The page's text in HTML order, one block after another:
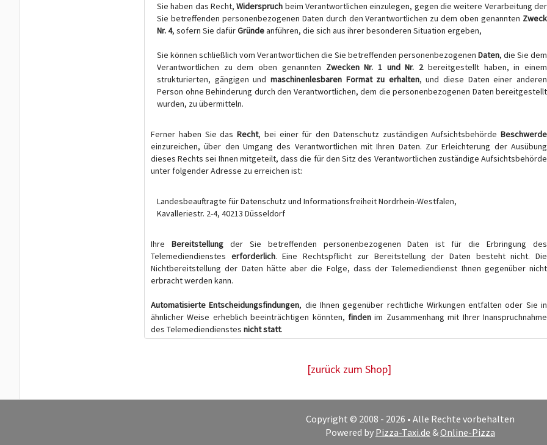
Sie haben das Recht,Widerspruch beim Verantwortlichen einzulegen, gegen die weitere Verarbeitung der
Sie betreffenden personenbezogenen Daten durch den Verantwortlichen zu dem oben genannten Zweck
Nr. 4, sofern Sie dafürGründeanführen, die sich aus ihrer besonderen Situation ergeben,
Sie können schließlich vom Verantwortlichen die Sie betreffenden personenbezogenen Daten, die Sie dem
Verantwortlichen zu dem oben genannten Zwecken Nr. 1 und Nr. 2bereitgestellt haben, in einem
strukturierten, gängigen und maschinenlesbaren Format zu erhalten, und diese Daten einer anderen
Person ohne Behinderung durch den Verantwortlichen, dem die personenbezogenen Daten bereitgestellt
wurden, zu übermitteln.
Ferner haben Sie das Recht, bei einer für den Datenschutz zuständigen Aufsichtsbehörde Beschwerde
einzureichen, über den Umgang des Verantwortlichen mit Ihren Daten. Zur Erleichterung der Ausübung
dieses Rechts sei Ihnen mitgeteilt, dass die für den Sitz des Verantwortlichen zuständige Aufsichtsbehörde
unter folgender Adresse zu erreichen ist:
Landesbeauftragte für Datenschutz und Informationsfreiheit Nordrhein-Westfalen,
Kavalleriestr. 2-4, 40213 Düsseldorf
Ihre Bereitstellungder Sie betreffenden personenbezogenen Daten ist für die Erbringung des
Telemediendienstes erforderlich. Eine Rechtspflicht zur Bereitstellung der Daten besteht nicht. Die
Nichtbereitstellung der Daten hätte aber die Folge, dass der Telemediendienst Ihnen gegenüber nicht
erbracht werden kann.
Automatisierte Entscheidungsfindungen, die Ihnen gegenüber rechtliche Wirkungen entfalten oder Sie in
ähnlicher Weise erheblich beeinträchtigen könnten, finden im Zusammenhang mit Ihrer Inanspruchnahme
des Telemediendienstes nicht statt.
[zurück zum Shop]
Copyright © 2008 - 2026 • Alle Rechte vorbehalten
Powered by Pizza-Taxi.de &Online-Pizza